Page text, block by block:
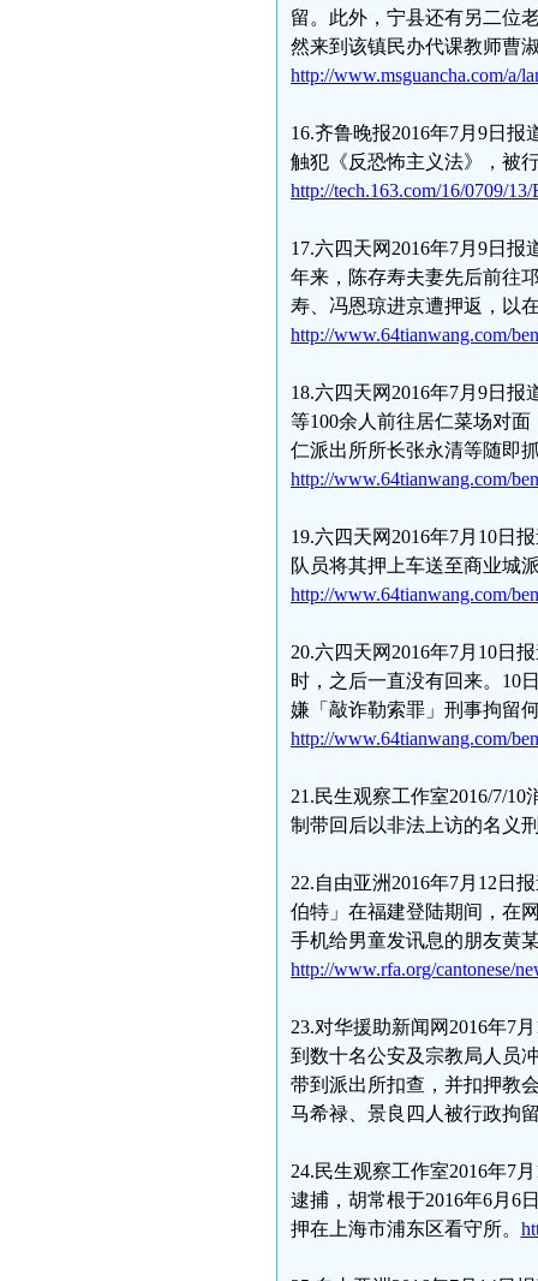
留。此外，宁县还有另二位
然来到该镇民办代课教师曹
http://www.msguancha.com/a/
16.齐鲁晚报2016年7月9日
触犯《反恐怖主义法》，被
http://tech.163.com/16/0709/
17.六四天网2016年7月9日
年来，陈存寿夫妻先后前往
寿、冯恩琼进京遭押返，以
http://www.64tianwang.com/
18.六四天网2016年7月9日
等100余人前往居仁菜场对
仁派出所所长张永清等随即
http://www.64tianwang.com/
19.六四天网2016年7月10日
队员将其押上车送至商业城
http://www.64tianwang.com/
20.六四天网2016年7月10日
时，之后一直没有回来。10
嫌「敲诈勒索罪」刑事拘留
http://www.64tianwang.com/
21.民生观察工作室2016/7/
制带回后以非法上访的名义
22.自由亚洲2016年7月12日
伯特」在福建登陆期间，在
手机给男童发讯息的朋友黄
http://www.rfa.org/cantonese/
23.对华援助新闻网2016年7
到数十名公安及宗教局人员
带到派出所扣查，并扣押教
马希禄、景良四人被行政拘
24.民生观察工作室2016年7
逮捕，胡常根于2016年6月6
押在上海市浦东区看守所。